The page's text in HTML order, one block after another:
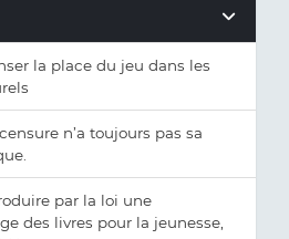
la place du jeu dans les
n’a toujours pas sa
par la loi une
des livres pour la jeunesse,